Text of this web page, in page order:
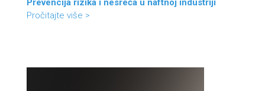
Prevencija rizika i nesreća u naftnoj industriji
Pročitajte više >